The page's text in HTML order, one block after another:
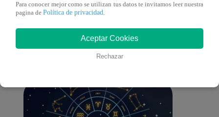
También te puede
interesar
Para conocer mejor como se utilizan tus datos te invitamos leer nuestra
pagina de Política de privacidad
Aceptar Cookies
Rechazar